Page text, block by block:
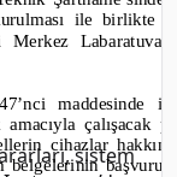
sistem
lması ile birlikte
maddesinde
amacıyla
cihazlar
belgelerinin başvuru